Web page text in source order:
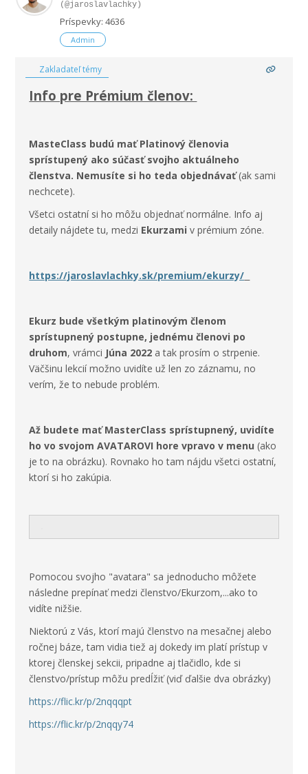
(@jaroslavlachky)
Príspevky: 4636
Admin
Zakladateľ témy
Info pre Prémium členov:
MasteClass budú mať Platinový členovia
sprístupený ako súčasť svojho aktuálneho
členstva. Nemusíte si ho teda objednávať(ak sami
nechcete).
Všetci ostatní si ho môžu objednať normálne. Info aj
detaily nájdete tu, medzi Ekurzami v prémium zóne.
https://jaroslavlachky.sk/premium/ekurzy/
Ekurz bude všetkým platinovým členom
sprístupnený postupne, jednému členovi po
druhom, vrámci Júna 2022 a tak prosím o strpenie.
Väčšinu lekcií možno uvidíte už len zo záznamu, no
verím, že to nebude problém.
Až budete mať MasterClass sprístupnený, uvidíte
ho vo svojom AVATAROVI hore vpravo v menu(ako
je to na obrázku). Rovnako ho tam nájdu všetci ostatní,
ktorí si ho zakúpia.
Pomocou svojho "avatara" sa jednoducho môžete
následne prepínať medzi členstvo/Ekurzom,...ako to
vidíte nižšie.
Niektorú z Vás, ktorí majú členstvo na mesačnej alebo
ročnej báze, tam vidia tiež aj dokedy im platí prístup v
ktorej členskej sekcii, pripadne aj tlačidlo, kde si
členstvo/prístup môžu predĺžiť (viď ďalšie dva obrázky)
https://flic.kr/p/2nqqqpt
https://flic.kr/p/2nqqy74